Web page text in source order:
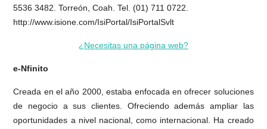
5536 3482. Torreón, Coah. Tel. (01) 711 0722.
http://www.isione.com/IsiPortal/IsiPortalSvlt
¿Necesitas una página web?
e-Nfinito
Creada en el año 2000, estaba enfocada en ofrecer soluciones
de negocio a sus clientes. Ofreciendo además ampliar las
oportunidades a nivel nacional, como internacional. Ha creado